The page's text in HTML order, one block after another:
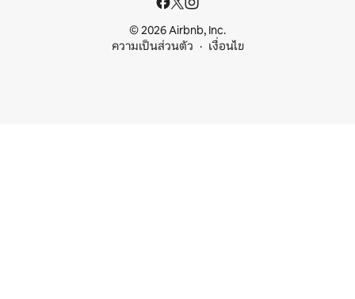
© 2026 Airbnb, Inc.
ความเป็นส่วนตัว
เงื่อนไข